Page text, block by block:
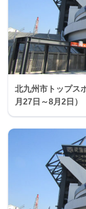
北九州市トップス
月27日～8月2日）